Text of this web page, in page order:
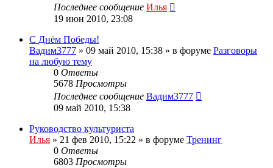
Последнее сообщение Илья
19 июн 2010, 23:08
С Днём Победы!
Вадим3777 » 09 май 2010, 15:38 » в форуме Разговоры
на любую тему
0 Ответы
5678 Просмотры
Последнее сообщение Вадим3777
09 май 2010, 15:38
Руководство культуриста
Илья » 21 фев 2010, 15:22 » в форуме Тренинг
0 Ответы
6803 Просмотры